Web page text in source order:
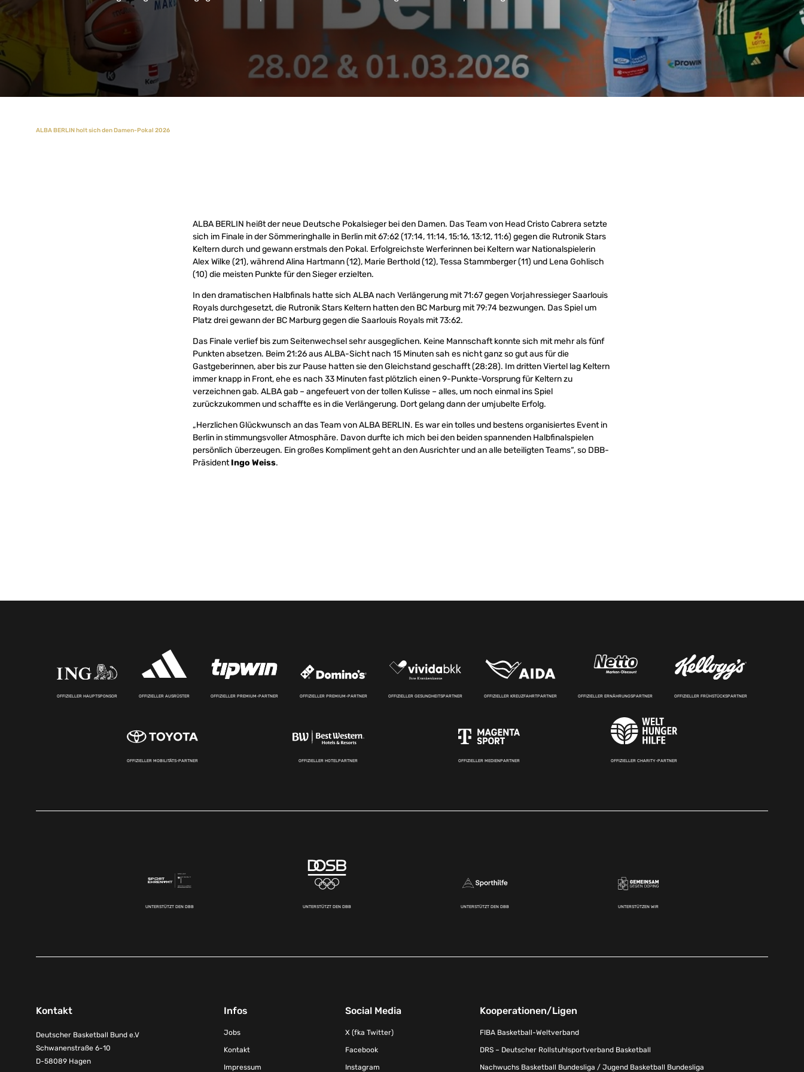
ALBA BERLIN holt sich den Damen-Pokal 2026
ALBA BERLIN heißt der neue Deutsche Pokalsieger bei den Damen. Das Team von Head Cristo Cabrera setzte
sich im Finale in der Sömmeringhalle in Berlin mit 67:62 (17:14, 11:14, 15:16, 13:12, 11:6) gegen die Rutronik Stars
Keltern durch und gewann erstmals den Pokal. Erfolgreichste Werferinnen bei Keltern war Nationalspielerin
Alex Wilke (21), während Alina Hartmann (12), Marie Berthold (12), Tessa Stammberger (11) und Lena Gohlisch
(10) die meisten Punkte für den Sieger erzielten.
In den dramatischen Halbfinals hatte sich ALBA nach Verlängerung mit 71:67 gegen Vorjahressieger Saarlouis
Royals durchgesetzt, die Rutronik Stars Keltern hatten den BC Marburg mit 79:74 bezwungen. Das Spiel um
Platz drei gewann der BC Marburg gegen die Saarlouis Royals mit 73:62.
Das Finale verlief bis zum Seitenwechsel sehr ausgeglichen. Keine Mannschaft konnte sich mit mehr als fünf
Punkten absetzen. Beim 21:26 aus ALBA-Sicht nach 15 Minuten sah es nicht ganz so gut aus für die
Gastgeberinnen, aber bis zur Pause hatten sie den Gleichstand geschafft (28:28). Im dritten Viertel lag Keltern
immer knapp in Front, ehe es nach 33 Minuten fast plötzlich einen 9-Punkte-Vorsprung für Keltern zu
verzeichnen gab. ALBA gab – angefeuert von der tollen Kulisse – alles, um noch einmal ins Spiel
zurückzukommen und schaffte es in die Verlängerung. Dort gelang dann der umjubelte Erfolg.
„Herzlichen Glückwunsch an das Team von ALBA BERLIN. Es war ein tolles und bestens organisiertes Event in
Berlin in stimmungsvoller Atmosphäre. Davon durfte ich mich bei den beiden spannenden Halbfinalspielen
persönlich überzeugen. Ein großes Kompliment geht an den Ausrichter und an alle beteiligten Teams“, so DBB-
PräsidentIngo Weiss.
OFFIZIELLER HAUPTSPONSOR OFFIZIELLER AUSRÜSTER OFFIZIELLER PREMIUM-PARTNER OFFIZIELLER PREMIUM-PARTNER OFFIZIELLER GESUNDHEITSPARTNER OFFIZIELLER KREUZFAHRTPARTNER OFFIZIELLER ERNÄHRUNGSPARTNER OFFIZIELLER FRÜHSTÜCKSPARTNER
OFFIZIELLER MOBILITÄTS-PARTNER OFFIZIELLER HOTELPARTNER OFFIZIELLER MEDIENPARTNER OFFIZIELLER CHARITY-PARTNER
UNTERSTÜTZT DEN DBB UNTERSTÜTZT DEN DBB UNTERSTÜTZT DEN DBB UNTERSTÜTZEN WIR
Kontakt
Deutscher Basketball Bund e.V
Schwanenstraße 6-10
D-58089 Hagen
Infos
Jobs
Kontakt
Impressum
Social Media
X (fka Twitter)
Facebook
Instagram
Kooperationen/Ligen
FIBA Basketball-Weltverband
DRS – Deutscher Rollstuhlsportverband Basketball
Nachwuchs Basketball Bundesliga / Jugend Basketball Bundesliga